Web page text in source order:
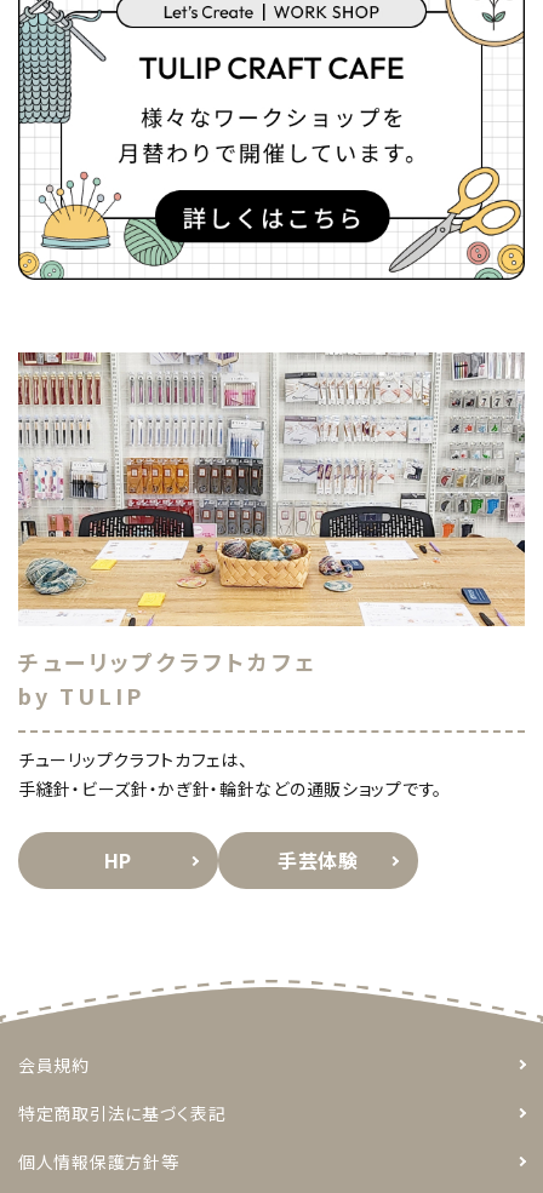
チューリップクラフトカフェ
by TULIP
チューリップクラフトカフェは、
手縫針・ビーズ針・かぎ針・輪針などの通販ショップです。
HP 手芸体験
会員規約
特定商取引法に基づく表記
個人情報保護方針等